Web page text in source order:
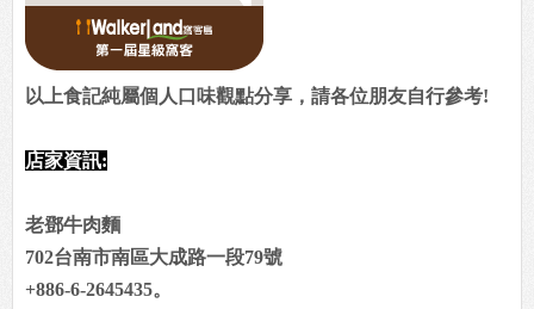
以上食記純屬個人口味觀點分享，請各位朋友自行參考!
店家資訊:
老鄧牛肉麵
702台南市南區大成路一段79號
+886-6-2645435。